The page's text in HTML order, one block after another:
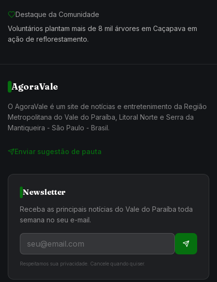
Destaque da Comunidade
Voluntários plantam mais de 8 mil árvores em Caçapava em
ação de reflorestamento.
AgoraVale
O AgoraVale é um site de notícias e entretenimento da Região
Metropolitana do Vale do Paraíba, Litoral Norte e Serra da
Mantiqueira - São Paulo - Brasil.
Enviar sugestão de pauta
Newsletter
Receba as principais notícias do Vale do Paraíba toda
semana no seu e-mail.
Respeitamos sua privacidade. Cancele quando quiser.